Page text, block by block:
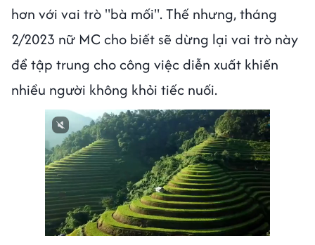
hơn với vai trò "bà mối". Thế nhưng, tháng
2/2023 nữ MC cho biết sẽ dừng lại vai trò này
để tập trung cho công việc diễn xuất khiến
nhiều người không khỏi tiếc nuối.